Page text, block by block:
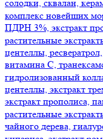
солодки, сквалан,
комплекс новейших
ПДРН 3%, экстракт
растительные
центеллы,
витамина С,
гидролизованный
центеллы, экстракт
экстракт прополиса,
растительные
чайного дерева,